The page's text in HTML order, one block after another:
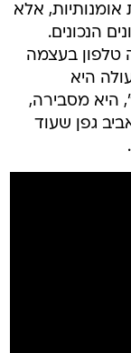
אלא
הנכונים.
טלפון בעצמה
היא
היא מסבירה,
גפן שעוד